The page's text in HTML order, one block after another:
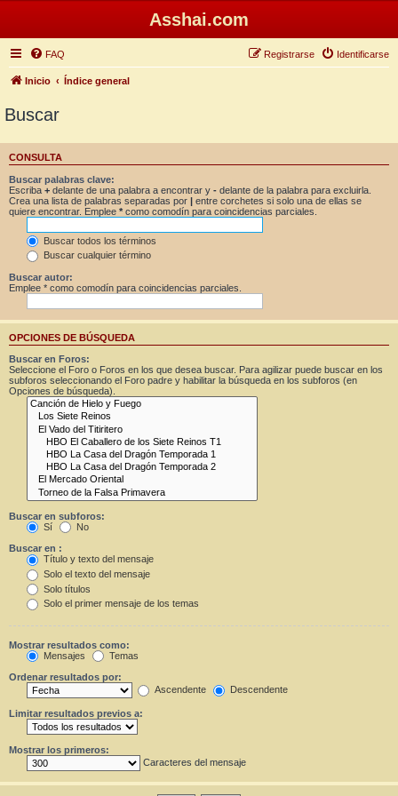
Asshai.com
FAQ Identificarse
Registrarse
Inicio Índice general
Buscar
CONSULTA
Buscar palabras clave:
Escriba + delante de una palabra a encontrar y - delante de la palabra para excluirla.
Crea una lista de palabras separadas por | entre corchetes si solo una de ellas se
quiere encontrar. Emplee * como comodín para coincidencias parciales.
Buscar todos los términos
Buscar cualquier término
Buscar autor:
Emplee * como comodín para coincidencias parciales.
OPCIONES DE BÚSQUEDA
Buscar en Foros:
Seleccione el Foro o Foros en los que desea buscar. Para agilizar puede buscar en los
subforos seleccionando el Foro padre y habilitar la búsqueda en los subforos (en
Opciones de búsqueda).
Buscar en subforos:
Sí
No
Buscar en :
Título y texto del mensaje
Solo el texto del mensaje
Solo títulos
Solo el primer mensaje de los temas
Mostrar resultados como:
Mensajes
Temas
Ordenar resultados por:
Ascendente
Descendente
Limitar resultados previos a:
Mostrar los primeros:
Caracteres del mensaje